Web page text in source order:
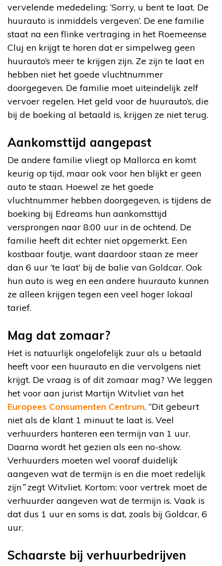
vervelende mededeling: ‘Sorry, u bent te laat. De
huurauto is inmiddels vergeven’. De ene familie
staat na een flinke vertraging in het Roemeense
Cluj en krijgt te horen dat er simpelweg geen
huurauto’s meer te krijgen zijn. Ze zijn te laat en
hebben niet het goede vluchtnummer
doorgegeven. De familie moet uiteindelijk zelf
vervoer regelen. Het geld voor de huurauto’s, die
bij de boeking al betaald is, krijgen ze niet terug.
Aankomsttijd aangepast
De andere familie vliegt op Mallorca en komt
keurig op tijd, maar ook voor hen blijkt er geen
auto te staan. Hoewel ze het goede
vluchtnummer hebben doorgegeven, is tijdens de
boeking bij Edreams hun aankomsttijd
versprongen naar 8:00 uur in de ochtend. De
familie heeft dit echter niet opgemerkt. Een
kostbaar foutje, want daardoor staan ze meer
dan 6 uur ‘te laat’ bij de balie van Goldcar. Ook
hun auto is weg en een andere huurauto kunnen
ze alleen krijgen tegen een veel hoger lokaal
tarief.
Mag dat zomaar?
Het is natuurlijk ongelofelijk zuur als u betaald
heeft voor een huurauto en die vervolgens niet
krijgt. De vraag is of dit zomaar mag? We leggen
het voor aan jurist Martijn Witvliet van het
Europees Consumenten Centrum. “Dit gebeurt
niet als de klant 1 minuut te laat is. Veel
verhuurders hanteren een termijn van 1 uur.
Daarna wordt het gezien als een no-show.
Verhuurders moeten wel vooraf duidelijk
aangeven wat de termijn is en die moet redelijk
zijn”zegt Witvliet. Kortom: voor vertrek moet de
verhuurder aangeven wat de termijn is. Vaak is
dat dus 1 uur en soms is dat, zoals bij Goldcar, 6
uur.
Schaarste bij verhuurbedrijven